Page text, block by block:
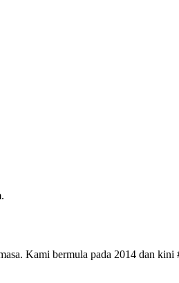
Kami bermula pada 2014 dan kini